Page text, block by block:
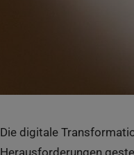
Die digitale